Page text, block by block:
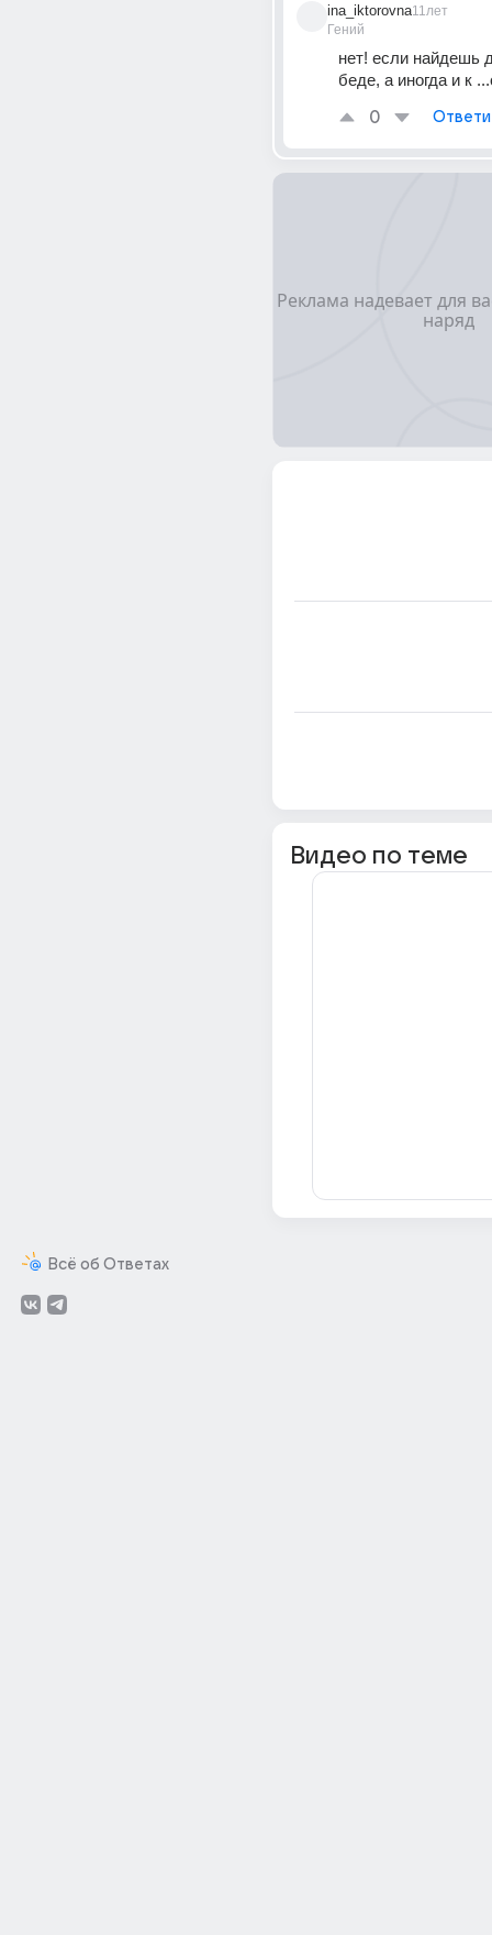
Всё об Ответах
ina_iktorovna
Гений
11лет
нет! если найдешь
беде, а иногда и к
0
Видео по теме